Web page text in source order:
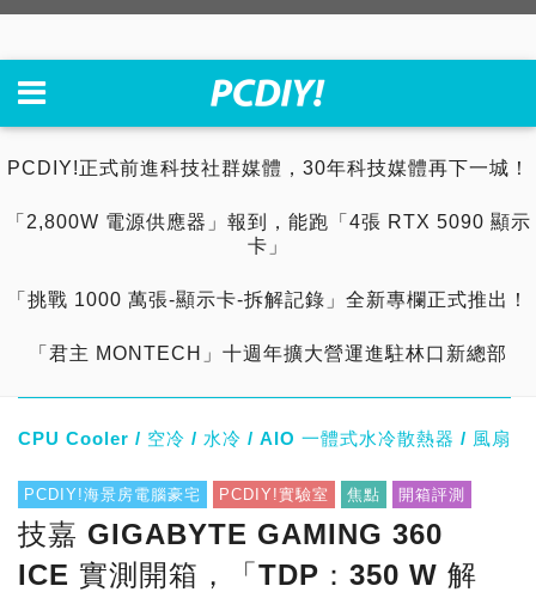
PCDIY!正式前進科技社群媒體，30年科技媒體再下一城！
「2,800W 電源供應器」報到，能跑「4張 RTX 5090 顯示
卡」
「挑戰 1000 萬張-顯示卡-拆解記錄」全新專欄正式推出！
「君主 MONTECH」十週年擴大營運進駐林口新總部
CPU Cooler / 空冷 / 水冷 / AIO 一體式水冷散熱器 / 風扇
PCDIY!海景房電腦豪宅 PCDIY!實驗室 焦點 開箱評測
技嘉 GIGABYTE GAMING 360
ICE 實測開箱，「TDP：350 W 解